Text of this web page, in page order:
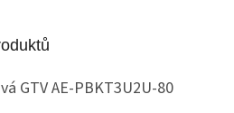
GTV AE-PBKT3U2U-80